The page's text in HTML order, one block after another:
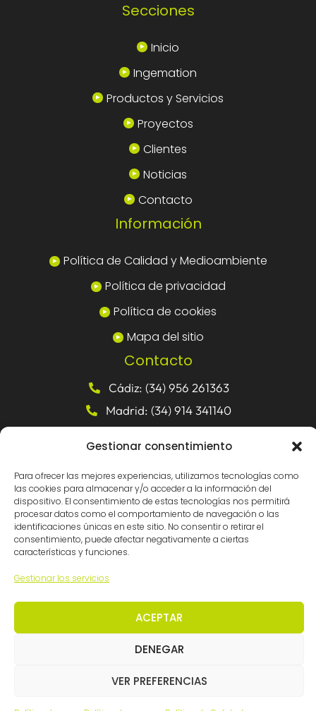
Gestionar consentimiento
Para ofrecer las mejores experiencias, utilizamos tecnologías como
las cookies para almacenar y/o acceder a la información del
dispositivo. El consentimiento de estas tecnologías nos permitirá
procesar datos como el comportamiento de navegación o las
identificaciones únicas en este sitio. No consentir o retirar el
consentimiento, puede afectar negativamente a ciertas
características y funciones.
Gestionar los servicios
ACEPTAR
DENEGAR
VER PREFERENCIAS
Secciones
Inicio
Ingemation
Productos y Servicios
Proyectos
Clientes
Noticias
Contacto
Información
Política de Calidad y Medioambiente
Política de privacidad
Política de cookies
Mapa del sitio
Contacto
Cádiz: (34) 956 261363
Madrid: (34) 914 341140
Canal ético y de denuncias
Certificaciones
© Ingemation Ingeniería 2026 • Todos los derechos
Inicianet